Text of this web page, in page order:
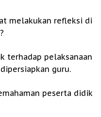
melakukan refleksi di
terhadap pelaksanaan
guru.
peserta didik